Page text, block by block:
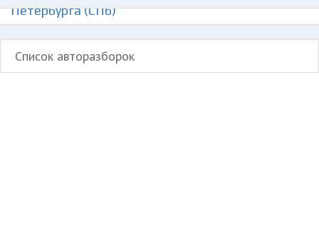
Петербурга (СПб)
Список авторазборок